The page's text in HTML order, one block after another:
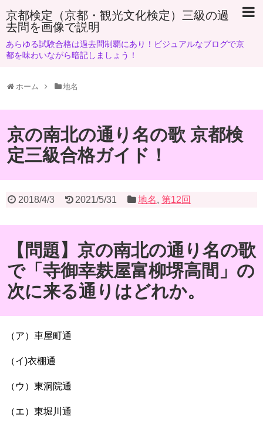
京都検定（京都・観光文化検定）三級の過
去問を画像で説明
あらゆる試験合格は過去問制覇にあり！ビジュアルなブログで京
都を味わいながら暗記しましょう！
ホーム 地名
京の南北の通り名の歌 京都検
定三級合格ガイド！
2018/4/3 2021/5/31 地名,第12回
【問題】京の南北の通り名の歌
で「寺御幸麸屋富柳堺高間」の
次に来る通りはどれか。
（ア）車屋町通
（イ)衣棚通
（ウ）東洞院通
（エ）東堀川通